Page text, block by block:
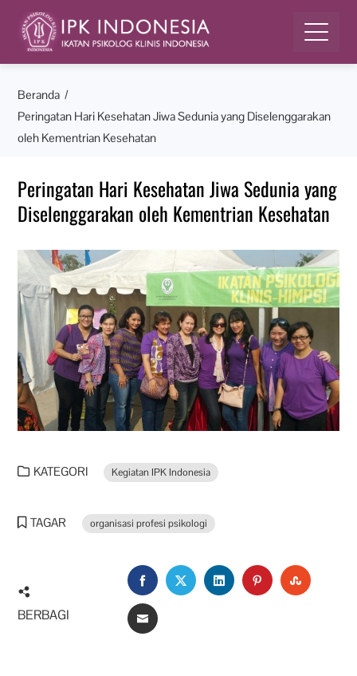
Beranda
Peringatan Hari Kesehatan Jiwa Sedunia yang Diselenggarakan
oleh Kementrian Kesehatan
Peringatan Hari Kesehatan Jiwa Sedunia yang
Diselenggarakan oleh Kementrian Kesehatan
KATEGORI Kegiatan IPK Indonesia
TAGAR organisasi profesi psikologi
BERBAGI
FACEBOOKTWITTERLINKEDINPINTEREST
EMAIL